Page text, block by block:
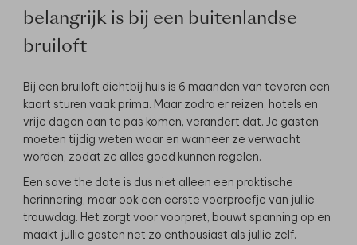
belangrijk is bij een buitenlandse
bruiloft
Bij een bruiloft dichtbij huis is 6 maanden van tevoren een
kaart sturen vaak prima. Maar zodra er reizen, hotels en
vrije dagen aan te pas komen, verandert dat. Je gasten
moeten tijdig weten waar en wanneer ze verwacht
worden, zodat ze alles goed kunnen regelen.
Een save the date is dus niet alleen een praktische
herinnering, maar ook een eerste voorproefje van jullie
trouwdag. Het zorgt voor voorpret, bouwt spanning op en
maakt jullie gasten net zo enthousiast als jullie zelf.